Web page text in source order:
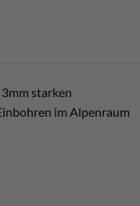
starken
im Alpenraum